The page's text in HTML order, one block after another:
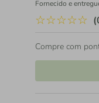
Fornecido e
☆☆☆☆☆
Compre com